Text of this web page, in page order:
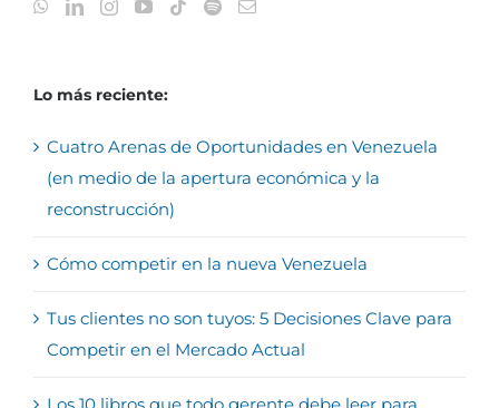
Lo más reciente:
Cuatro Arenas de Oportunidades en Venezuela
(en medio de la apertura económica y la
reconstrucción)
Cómo competir en la nueva Venezuela
Tus clientes no son tuyos: 5 Decisiones Clave para
Competir en el Mercado Actual